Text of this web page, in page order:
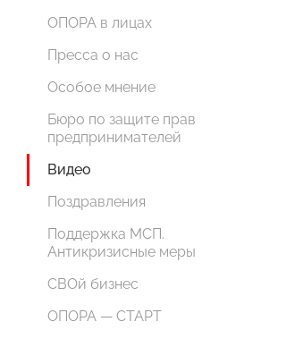
ОПОРА в лицах
Пресса о нас
Особое мнение
Бюро по защите прав
предпринимателей
Видео
Поздравления
Поддержка МСП.
Антикризисные меры
СВОй бизнес
ОПОРА — СТАРТ